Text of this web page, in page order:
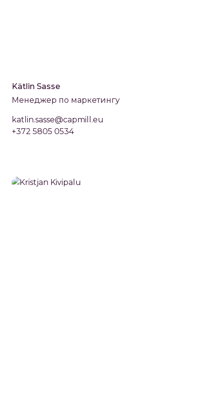
Kätlin Sasse
Менеджер по маркетингу
katlin.sasse@capmill.eu
+372 5805 0534